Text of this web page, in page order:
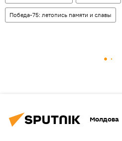
Победа-75: летопись памяти и славы
Молдова